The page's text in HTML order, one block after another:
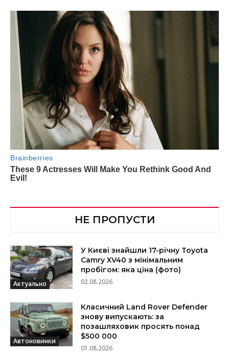
НЕ ПРОПУСТИ
Актуально
У Києві знайшли 17-річну Toyota
Camry XV40 з мінімальним
пробігом: яка ціна (фото)
02.08.2026
Автоновинки
Класичний Land Rover Defender
знову випускають: за
позашляховик просять понад
$500 000
01.08.2026